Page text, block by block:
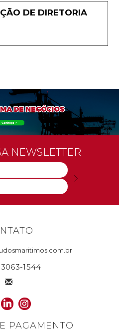
DE DIRETORIA
NEWSLETTER
3063-1544
PAGAMENTO